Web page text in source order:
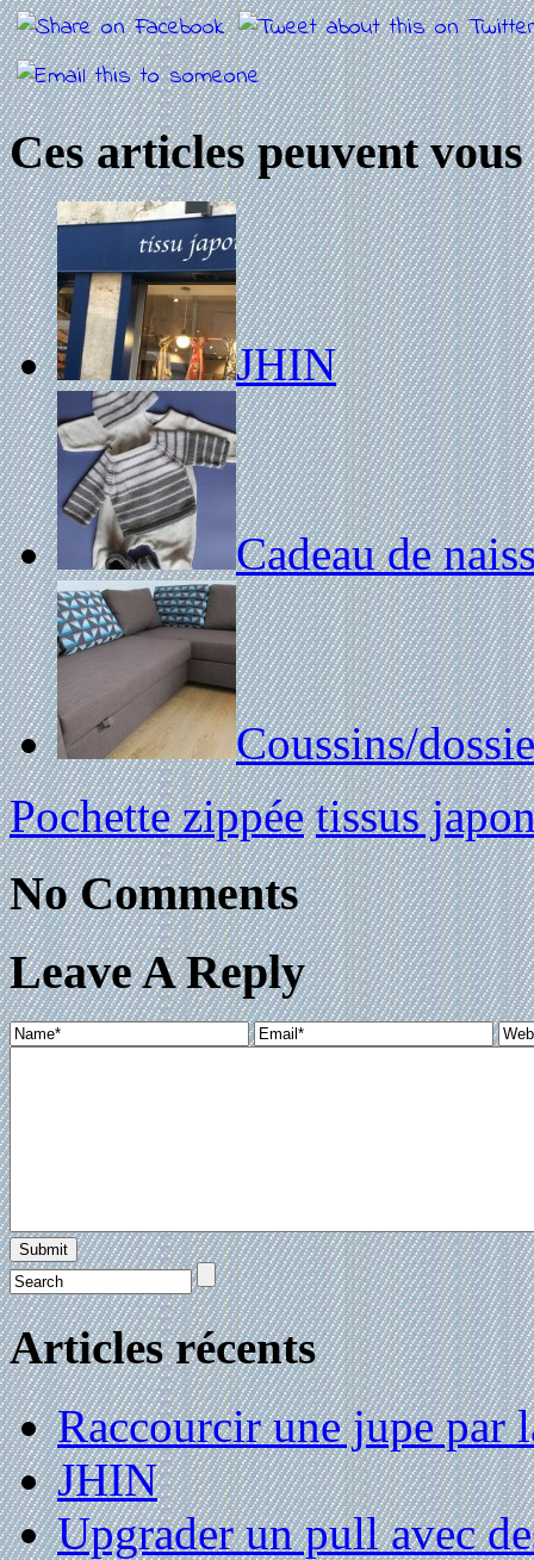
Ces articles peuvent
JHIN
Cadeau de
Coussins/
Pochette zippée tissus
No Comments
Leave A Reply
Articles récents
Raccourcir une jupe par
JHIN
Upgrader un pull avec